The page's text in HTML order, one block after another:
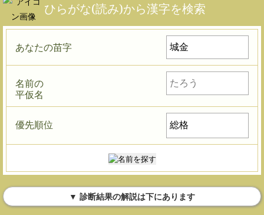
ひらがな(読み)から漢字を検索
あなたの苗字
名前の
平仮名
優先順位
▼ 診断結果の解説は下にあります